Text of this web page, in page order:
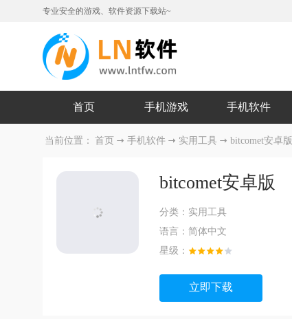
专业安全的游戏、软件资源下载站~
首页 手机游戏 手机软件
当前位置： 首页 手机软件 实用工具 bitcomet安卓版
bitcomet安卓版
分类： 实用工具
语言： 简体中文
星级：
立即下载